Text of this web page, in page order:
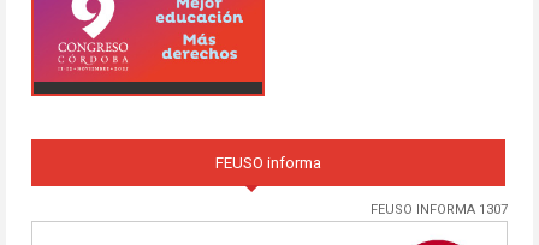
FEUSO informa
FEUSO INFORMA 1307